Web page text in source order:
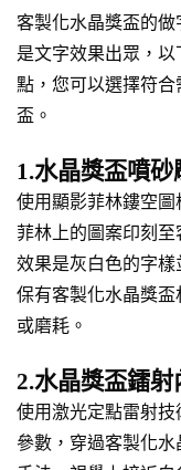
客製化水晶獎盃的
是文字效果出眾，
點，您可以選擇符
盃。
1.水晶獎盃噴砂
使用顯影菲林鏤空
菲林上的圖案印刻
效果是灰白色的字
保有客製化水晶獎
或磨耗。
2.水晶獎盃鐳射
使用激光定點雷射
參數，穿過客製化